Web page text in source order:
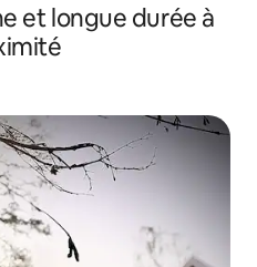
et longue durée à